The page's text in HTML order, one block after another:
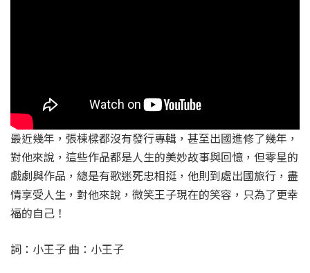
最近幾年，張棟樑都沒有發行專輯，甚至出國進修了幾年，
對他來說，這些作品都是人生的美妙故事與回憶，但零星的
戲劇與作品，總是有歌迷死忠相挺，他則到處出國旅行，盡
情享受人生，對他來說，微笑王子現在的笑容，只為了更幸
福的自己！
詞：小王子 曲：小王子